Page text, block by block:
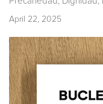
April 22, 2025